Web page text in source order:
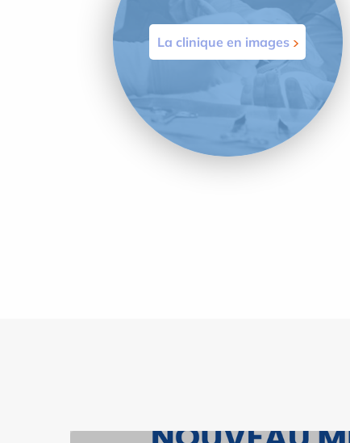
La clinique en images